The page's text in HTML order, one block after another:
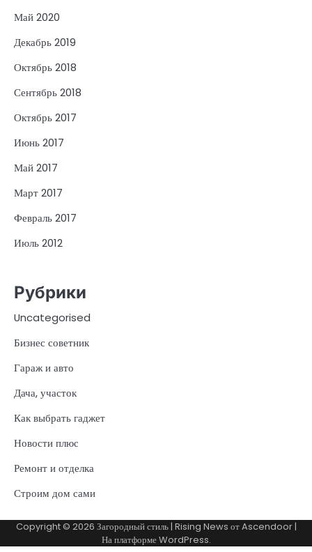
Май 2020
Декабрь 2019
Октябрь 2018
Сентябрь 2018
Октябрь 2017
Июнь 2017
Май 2017
Март 2017
Февраль 2017
Июль 2012
Рубрики
Uncategorised
Бизнес советник
Гараж и авто
Дача, участок
Как выбрать гаджет
Новости плюс
Ремонт и отделка
Строим дом сами
Copyright © 2026 Загородный стиль| Rising News отAscendoor|
На платформеWordPress.